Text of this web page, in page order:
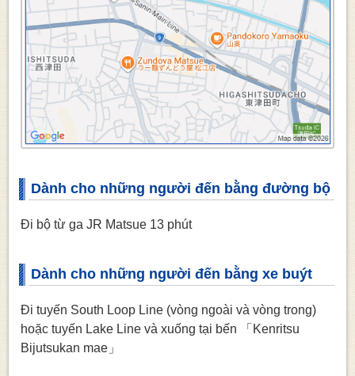
Dành cho những người đến bằng đường bộ
Đi bộ từ ga JR Matsue 13 phút
Dành cho những người đến bằng xe buýt
Đi tuyến South Loop Line (vòng ngoài và vòng trong)
hoặc tuyến Lake Line và xuống tại bến 「Kenritsu
Bijutsukan mae」